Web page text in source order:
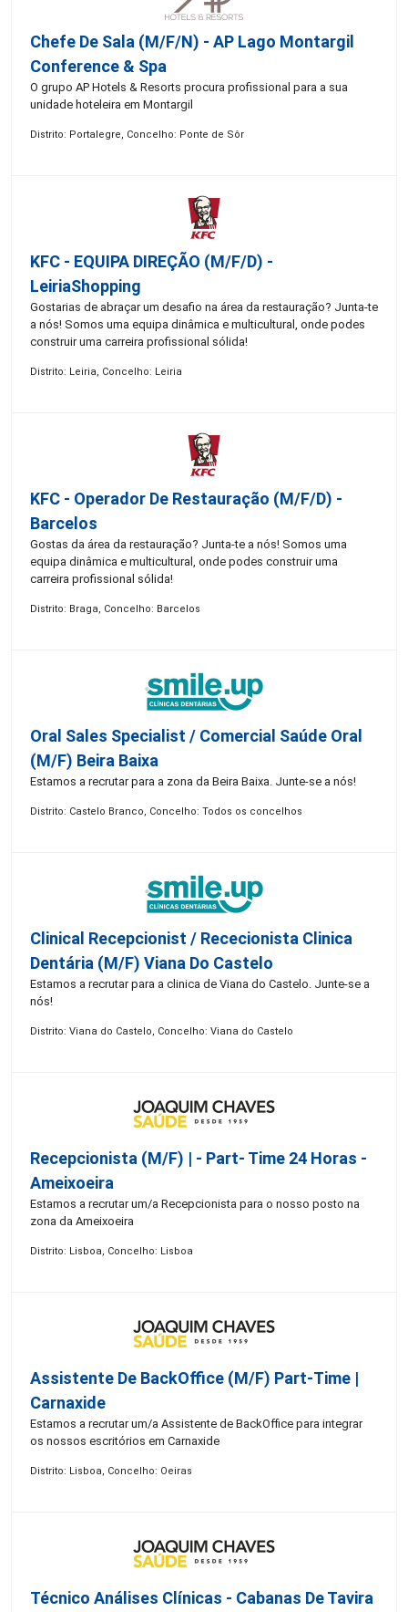
Chefe De Sala (M/F/N) - AP Lago Montargil
Conference & Spa
O grupo AP Hotels & Resorts procura profissional para a sua
unidade hoteleira em Montargil
Distrito: Portalegre, Concelho: Ponte de Sôr
KFC - EQUIPA DIREÇÃO (m/f/d) -
LeiriaShopping
Gostarias de abraçar um desafio na área da restauração? Junta-te
a nós! Somos uma equipa dinâmica e multicultural, onde podes
construir uma carreira profissional sólida!
Distrito: Leiria, Concelho: Leiria
KFC - Operador De Restauração (m/f/d) -
Barcelos
Gostas da área da restauração? Junta-te a nós! Somos uma
equipa dinâmica e multicultural, onde podes construir uma
carreira profissional sólida!
Distrito: Braga, Concelho: Barcelos
Oral Sales Specialist / Comercial Saúde Oral
(M/F) Beira Baixa
Estamos a recrutar para a zona da Beira Baixa. Junte-se a nós!
Distrito: Castelo Branco, Concelho: Todos os concelhos
Clinical Recepcionist / Rececionista Clinica
Dentária (M/F) Viana Do Castelo
Estamos a recrutar para a clinica de Viana do Castelo. Junte-se a
nós!
Distrito: Viana do Castelo, Concelho: Viana do Castelo
Recepcionista (M/F) | - Part- Time 24 Horas -
Ameixoeira
Estamos a recrutar um/a Recepcionista para o nosso posto na
zona da Ameixoeira
Distrito: Lisboa, Concelho: Lisboa
Assistente De BackOffice (M/F) Part-Time |
Carnaxide
Estamos a recrutar um/a Assistente de BackOffice para integrar
os nossos escritórios em Carnaxide
Distrito: Lisboa, Concelho: Oeiras
Técnico Análises Clínicas - Cabanas De Tavira